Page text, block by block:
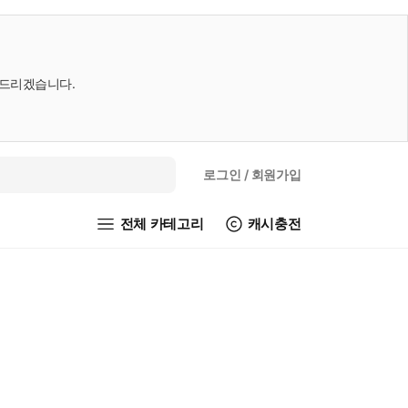
리겠습니다.
로그인 / 회원가입
전체 카테고리 캐시충전